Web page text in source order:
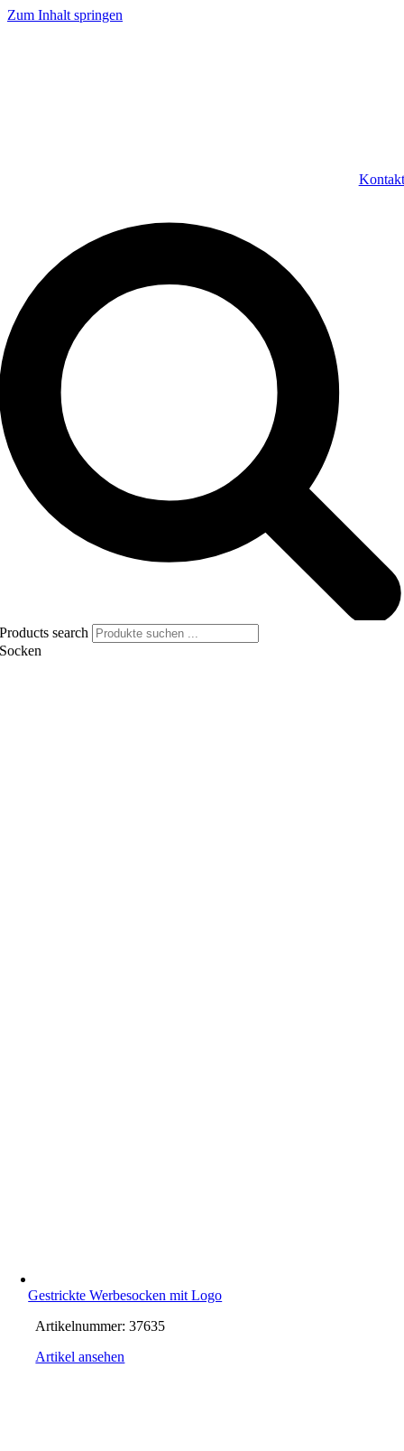
Zum Inhalt springen
Kontakt
Products search
Socken
Gestrickte Werbesocken mit Logo
Artikelnummer:37635
Artikel ansehen